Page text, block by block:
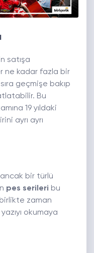
satışa
ne kadar fazla bir
geçmişe bakıp
Bu
19 yıldaki
ayrı ayrı
bir türlü
pes serileri bu
zaman
okumaya